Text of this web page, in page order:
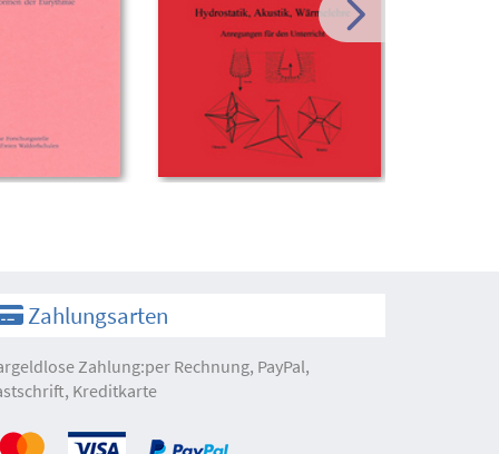
Zahlungsarten
Zahlung:per Rechnung, PayPal,
Kreditkarte